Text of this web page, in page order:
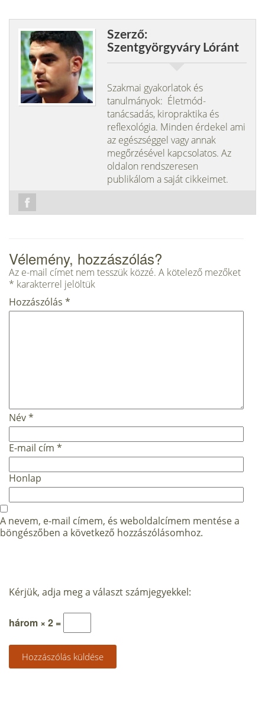
Szerző:
Szentgyörgyváry Lóránt
Szakmai gyakorlatok és
tanulmányok: Életmód-
tanácsadás, kiropraktika és
reflexológia. Minden érdekel ami
az egészséggel vagy annak
megőrzésével kapcsolatos. Az
oldalon rendszeresen
publikálom a saját cikkeimet.
Vélemény, hozzászólás?
Az e-mail címet nem tesszük közzé. A kötelező mezőket
* karakterrel jelöltük
Hozzászólás *
Név*
E-mail cím *
Honlap
A nevem, e-mail címem, és weboldalcímem mentése a
böngészőben a következő hozzászólásomhoz.
Kérjük, adja meg a választ számjegyekkel:
három × 2 =